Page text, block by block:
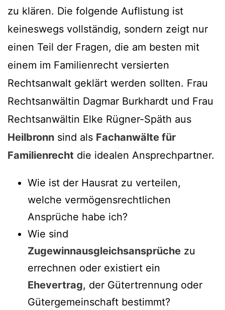
zu klären. Die folgende Auflistung ist
keineswegs vollständig, sondern zeigt nur
einen Teil der Fragen, die am besten mit
einem im Familienrecht versierten
Rechtsanwalt geklärt werden sollten. Frau
Rechtsanwältin Dagmar Burkhardt und Frau
Rechtsanwältin Elke Rügner-Späth aus
Heilbronn sind als Fachanwälte für
Familienrecht die idealen Ansprechpartner.
Wie ist der Hausrat zu verteilen,
welche vermögensrechtlichen
Ansprüche habe ich?
Wie sind
Zugewinnausgleichsansprüche zu
errechnen oder existiert ein
Ehevertrag, der Gütertrennung oder
Gütergemeinschaft bestimmt?